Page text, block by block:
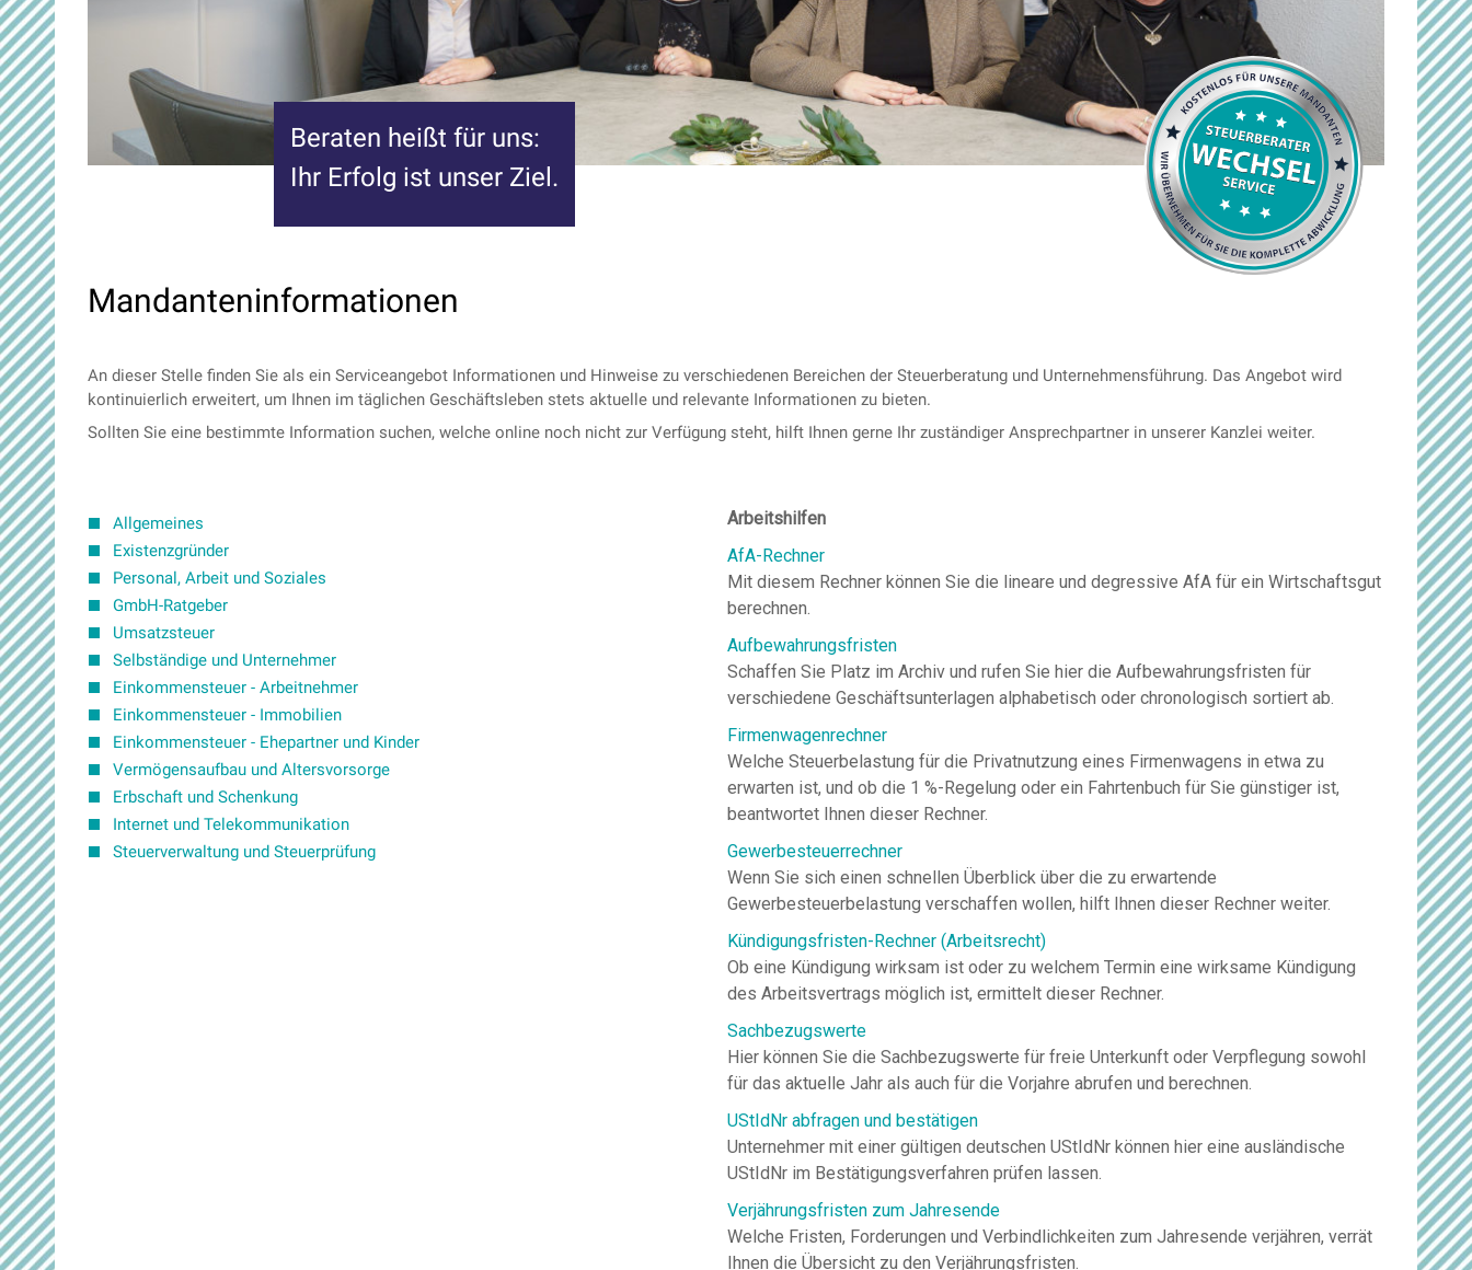
Beraten heißt für uns:
Ihr Erfolg ist unser Ziel.
Mandanteninformationen
An dieser Stelle finden Sie als ein Serviceangebot Informationen und Hinweise zu verschiedenen Bereichen der Steuerberatung und Unternehmensführung. Das Angebot wird
kontinuierlich erweitert, um Ihnen im täglichen Geschäftsleben stets aktuelle und relevante Informationen zu bieten.
Sollten Sie eine bestimmte Information suchen, welche online noch nicht zur Verfügung steht, hilft Ihnen gerne Ihr zuständiger Ansprechpartner in unserer Kanzlei weiter.
Allgemeines
Existenzgründer
Personal, Arbeit und Soziales
GmbH-Ratgeber
Umsatzsteuer
Selbständige und Unternehmer
Einkommensteuer - Arbeitnehmer
Einkommensteuer - Immobilien
Einkommensteuer - Ehepartner und Kinder
Vermögensaufbau und Altersvorsorge
Erbschaft und Schenkung
Internet und Telekommunikation
Steuerverwaltung und Steuerprüfung